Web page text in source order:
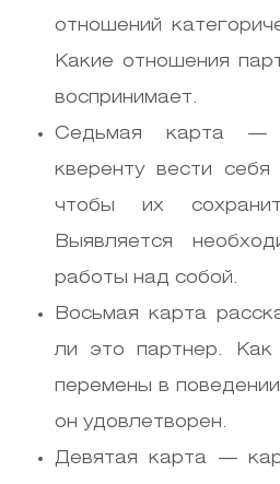
отношений
Какие отношения
воспринимает.
Седьмая карта —
кверенту вести
чтобы их
Выявляется
работы над собой.
Восьмая карта
ли это партнер. Как
перемены в
он удовлетворен.
Девятая карта —